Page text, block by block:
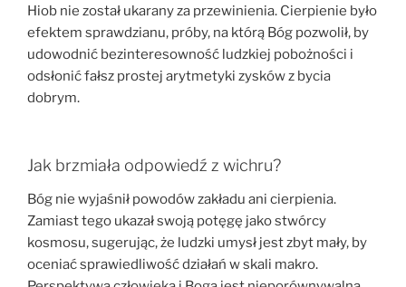
Hiob nie został ukarany za przewinienia. Cierpienie było
efektem sprawdzianu, próby, na którą Bóg pozwolił, by
udowodnić bezinteresowność ludzkiej pobożności i
odsłonić fałsz prostej arytmetyki zysków z bycia
dobrym.
Jak brzmiała odpowiedź z wichru?
Bóg nie wyjaśnił powodów zakładu ani cierpienia.
Zamiast tego ukazał swoją potęgę jako stwórcy
kosmosu, sugerując, że ludzki umysł jest zbyt mały, by
oceniać sprawiedliwość działań w skali makro.